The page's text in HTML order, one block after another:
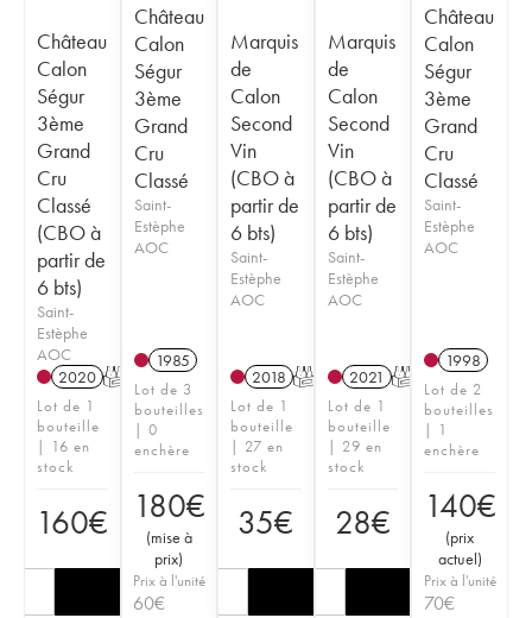
Château
Calon
Ségur
3ème
Grand
Cru
Classé
(CBO à
partir de
6 bts)
Saint-
Estèphe
AOC
2020 T
Lot de 1
bouteille
| 16 en
stock
160€
Château
Calon
Ségur
3ème
Grand
Cru
Classé
Saint-
Estèphe
AOC
1985
Lot de 3
bouteilles
| 0
enchère
180€
(mise à
prix)
Prix à l'unité
60€
Marquis
de
Calon
Second
Vin
(CBO à
partir de
6 bts)
Saint-
Estèphe
AOC
2018 T
Lot de 1
bouteille
| 27 en
stock
35€
Marquis
de
Calon
Second
Vin
(CBO à
partir de
6 bts)
Saint-
Estèphe
AOC
2021 T
Lot de 1
bouteille
| 29 en
stock
28€
Château
Calon
Ségur
3ème
Grand
Cru
Classé
Saint-
Estèphe
AOC
1998
Lot de 2
bouteilles
| 1
enchère
140€
(prix
actuel)
Prix à l'unité
70€